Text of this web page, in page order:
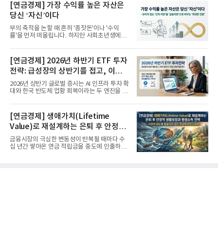
[연금경제] 가장 수익률 높은 자산은
당신 ‘자신’이다
부의 축적을 논할 때 흔히 '종잣돈'이나 '수익
률'을 먼저 떠올립니다. 하지만 사회초년생에게
[연금경제] 2026년 하반기 ETF 투자
전략: 급성장의 상반기를 접고, 이제
'실적'이 가르는 하반기를 맞다
2026년 상반기 글로벌 증시는 AI 인프라 투자 확
대와 한국 반도체 업황 회복이라는 두 엔진을 달
[연금경제] 생애가치(Lifetime
Value)로 재설계하는 은퇴 후 안정적
생활보장과 평생소득 전략
금융시장의 극심한 변동성이 반복될 때마다 수
십 년간 쌓아온 연금 적립금을 중도에 인출하거